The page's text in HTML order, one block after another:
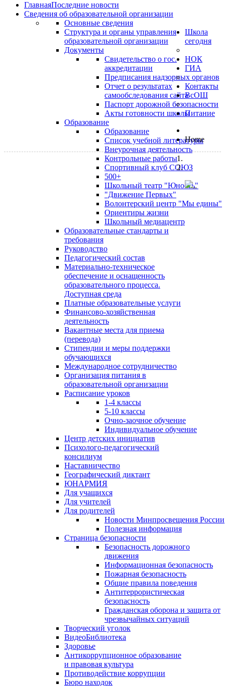
ГлавнаяПоследние новости
Сведения об образовательной организации
Основные сведения
Структура и органы управления
образовательной организации
Документы
Свидетельство о гос.
аккредитации
Предписания надзорных органов
Отчет о результатах
самообследования сайта
Паспорт дорожной безопасности
Акты готовности школы
Образование
Образование
Список учебной литературы
Внеурочная деятельность
Контрольные работы
Спортивный клуб СОЮЗ
500+
Школьный театр "Юность"
"Движение Первых"
Волонтерский центр "Мы едины"
Ориентиры жизни
Школьный медиацентр
Образовательные стандарты и
требования
Руководство
Педагогический состав
Материально-техническое
обеспечение и оснащенность
образовательного процесса.
Доступная среда
Платные образовательные услуги
Финансово-хозяйственная
деятельность
Вакантные места для приема
(перевода)
Стипендии и меры поддержки
обучающихся
Международное сотрудничество
Организация питания в
образовательной организации
Школа
сегодня
Расписание уроков
1-4 классы
5-10 классы
Очно-заочное обучение
Индивидуальное обучение
Центр детских инициатив
Психолого-педагогический
консилиум
Наставничество
Географический диктант
ЮНАРМИЯ
Для учащихся
Для учителей
Для родителей
Новости Минпросвещения России
Полезная информация
Страница безопасности
Безопасность дорожного
движения
Информационная безопасность
Пожарная безопасность
Общие правила поведения
Антитеррористическая
безопасность
Гражданская оборона и защита от
чрезвычайных ситуаций
Творческий уголок
ВидеоБиблиотека
Здоровье
Антикоррупционное образование
и правовая культура
Противодействие коррупции
Бюро находок
НОК
ГИА
Контакты
ВсОШ
Питание
Home